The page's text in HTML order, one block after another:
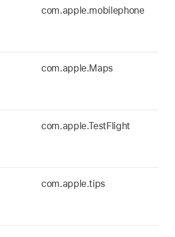
com.apple.mobilephone
com.apple.Maps
com.apple.TestFlight
com.apple.tips